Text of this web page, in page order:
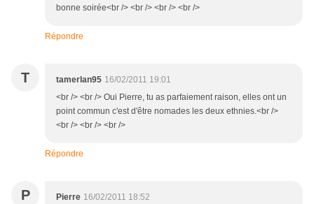
bonne soirée<br /> <br /> <br /> <br />
Répondre
T tamerlan95 16/02/2011 19:01
<br /> <br /> Oui Pierre, tu as parfaiement raison, elles ont un
point commun c'est d'être nomades les deux ethnies.<br />
<br /> <br /> <br />
Répondre
P Pierre 16/02/2011 18:52